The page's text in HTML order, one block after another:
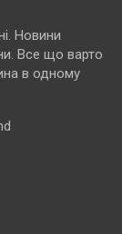
Новини
Все що варто
в одному